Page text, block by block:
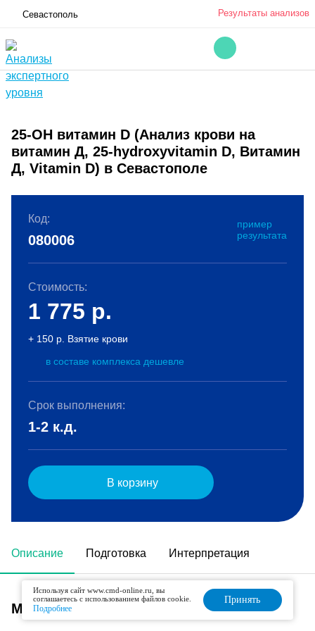
Севастополь Результаты анализов
25-OH витамин D (Анализ крови на
витамин Д, 25-hydroxyvitamin D, Витамин
Д, Vitamin D) в Севастополе
Описание Подготовка Интерпретация
Метод исследования
Код:
пример
результата
080006
Стоимость:
1 775 р.
+ 150 р. Взятие крови
в составе комплекса дешевле
Срок выполнения:
1-2 к.д.
В корзину
Используя сайт www.cmd-online.ru, вы
соглашаетесь с использованием файлов cookie.
Подробнее
Принять